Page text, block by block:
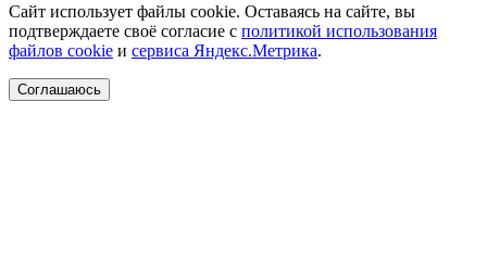
Сайт использует файлы cookie. Оставаясь на сайте, вы
подтверждаете своё согласие с политикой использования
файлов cookie и сервиса Яндекс.Метрика.
Соглашаюсь